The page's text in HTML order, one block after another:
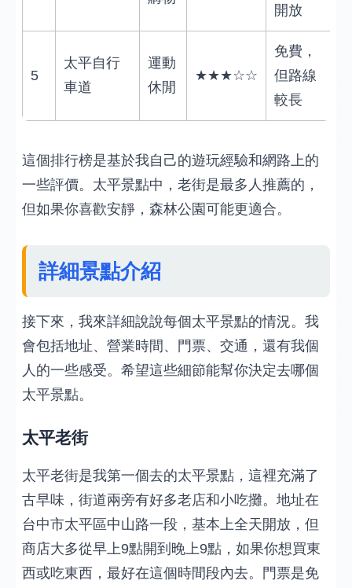
開放
5
太平自行
車道
運動
休閒
★★★☆☆
免費，
但路線
較長
這個排行榜是基於我自己的遊玩經驗和網路上的
一些評價。太平景點中，老街是最多人推薦的，
但如果你喜歡安靜，森林公園可能更適合。
詳細景點介紹
接下來，我來詳細說說每個太平景點的情況。我
會包括地址、營業時間、門票、交通，還有我個
人的一些感受。希望這些細節能幫你決定去哪個
太平景點。
太平老街
太平老街是我第一個去的太平景點，這裡充滿了
古早味，街道兩旁有好多老店和小吃攤。地址在
台中市太平區中山路一段，基本上全天開放，但
商店大多從早上9點開到晚上9點，如果你想買東
西或吃東西，最好在這個時間段內去。門票是免